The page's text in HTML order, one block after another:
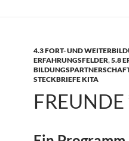
4.3 FORT- UND
ERFAHRUNGSFELDER,5.8
STECKBRIEFE KITA
FREUNDE